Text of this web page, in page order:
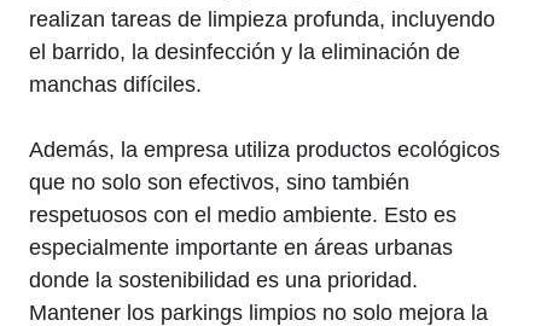
realizan tareas de limpieza profunda, incluyendo
el barrido, la desinfección y la eliminación de
manchas difíciles.
Además, la empresa utiliza productos ecológicos
que no solo son efectivos, sino también
respetuosos con el medio ambiente. Esto es
especialmente importante en áreas urbanas
donde la sostenibilidad es una prioridad.
Mantener los parkings limpios no solo mejora la